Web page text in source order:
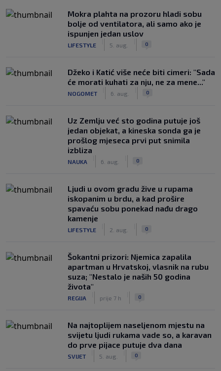
Mokra plahta na prozoru hladi sobu
bolje od ventilatora, ali samo ako je
ispunjen jedan uslov
LIFESTYLE 5. aug. 0
Džeko i Katić više neće biti cimeri: "Sada
će morati kuhati za nju, ne za mene..."
NOGOMET 6. aug. 0
Uz Zemlju već sto godina putuje još
jedan objekat, a kineska sonda ga je
prošlog mjeseca prvi put snimila
izbliza
NAUKA 6. aug. 0
Ljudi u ovom gradu žive u rupama
iskopanim u brdu, a kad prošire
spavaću sobu ponekad nađu drago
kamenje
LIFESTYLE 2. aug. 0
Šokantni prizori: Njemica zapalila
apartman u Hrvatskoj, vlasnik na rubu
suza; "Nestalo je naših 50 godina
života"
REGIJA prije 7 h 0
Na najtoplijem naseljenom mjestu na
svijetu ljudi rukama vade so, a karavan
do prve pijace putuje dva dana
SVIJET 5. aug. 0